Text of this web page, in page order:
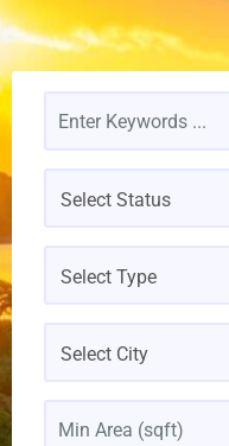
Select Status
Select Type
Select City